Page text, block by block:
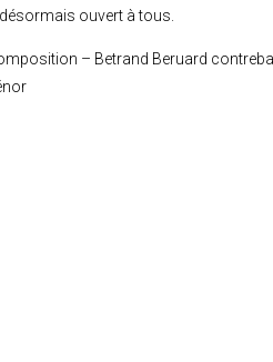
ouvert à tous.
– Betrand Beruard